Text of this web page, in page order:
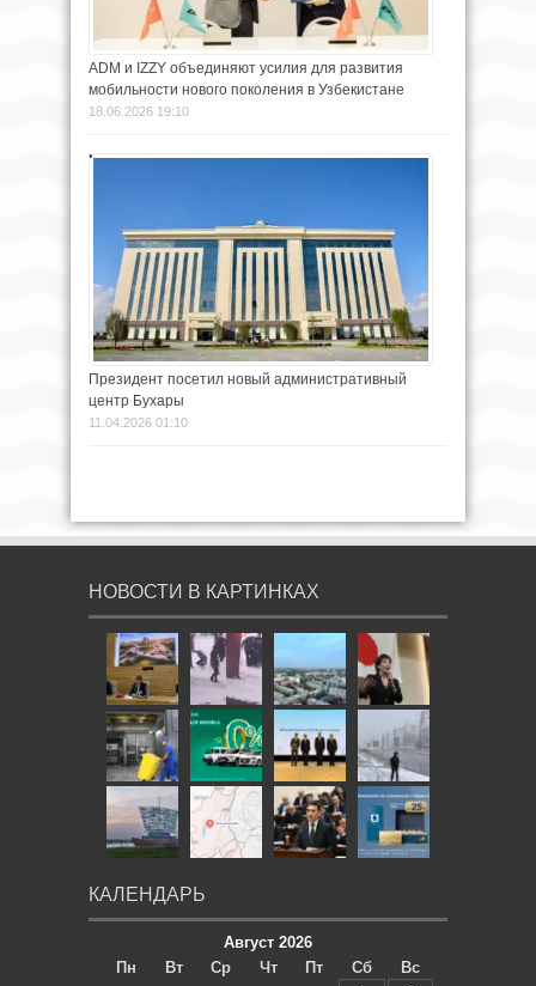
ADM и IZZY объединяют усилия для развития
мобильности нового поколения в Узбекистане
18.06.2026 19:10
Президент посетил новый административный
центр Бухары
11.04.2026 01:10
НОВОСТИ В КАРТИНКАХ
КАЛЕНДАРЬ
Август 2026
Пн
Вт Ср Чт Пт Сб
Вс